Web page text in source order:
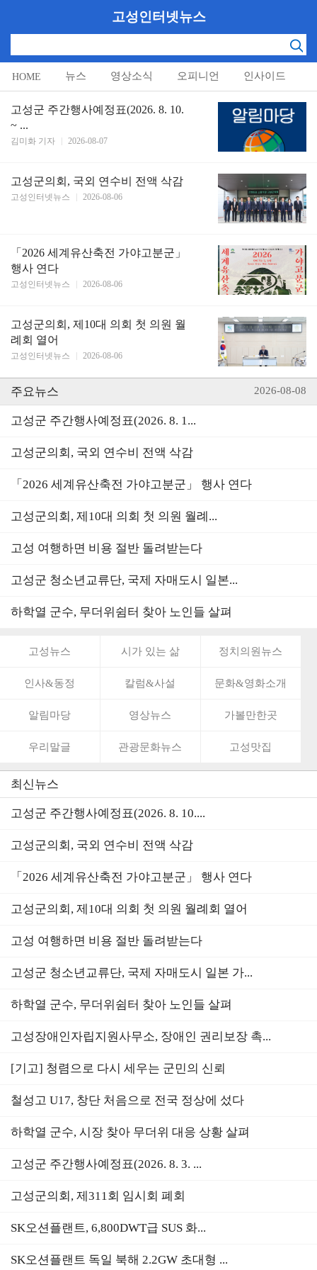
고성인터넷뉴스
HOME 뉴스 영상소식 오피니언 인사이드
알림마당
고성군 주간행사예정표(2026. 8. 10.
~ ...
김미화 기자 2026-08-07
고성군의회, 국외 연수비 전액 삭감
고성인터넷뉴스 2026-08-06
「2026 세계유산축전 가야고분군」
행사 연다
고성인터넷뉴스 2026-08-06
고성군의회, 제10대 의회 첫 의원 월
례회 열어
고성인터넷뉴스 2026-08-06
주요뉴스 2026-08-08
고성군 주간행사예정표(2026. 8. 1...
고성군의회, 국외 연수비 전액 삭감
「2026 세계유산축전 가야고분군」 행사 연다
고성군의회, 제10대 의회 첫 의원 월례...
고성 여행하면 비용 절반 돌려받는다
고성군 청소년교류단, 국제 자매도시 일본...
하학열 군수, 무더위쉼터 찾아 노인들 살펴
고성뉴스 시가 있는 삶 정치의원뉴스
인사&동정 칼럼&사설 문화&영화소개
알림마당 영상뉴스 가볼만한곳
우리말글 관광문화뉴스 고성맛집
최신뉴스
고성군 주간행사예정표(2026. 8. 10....
고성군의회, 국외 연수비 전액 삭감
「2026 세계유산축전 가야고분군」 행사 연다
고성군의회, 제10대 의회 첫 의원 월례회 열어
고성 여행하면 비용 절반 돌려받는다
고성군 청소년교류단, 국제 자매도시 일본 가...
하학열 군수, 무더위쉼터 찾아 노인들 살펴
고성장애인자립지원사무소, 장애인 권리보장 촉...
[기고] 청렴으로 다시 세우는 군민의 신뢰
철성고 U17, 창단 처음으로 전국 정상에 섰다
하학열 군수, 시장 찾아 무더위 대응 상황 살펴
고성군 주간행사예정표(2026. 8. 3. ...
고성군의회, 제311회 임시회 폐회
SK오션플랜트, 6,800DWT급 SUS 화...
SK오션플랜트 독일 북해 2.2GW 초대형 ...